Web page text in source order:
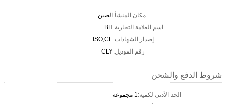
مكان المنشأ:الصين
اسم العلامة التجارية:BH
إصدار الشهادات:ISO,CE
رقم الموديل:CLY
شروط الدفع والشحن
الحد الأدنى لكمية:1 مجموعة